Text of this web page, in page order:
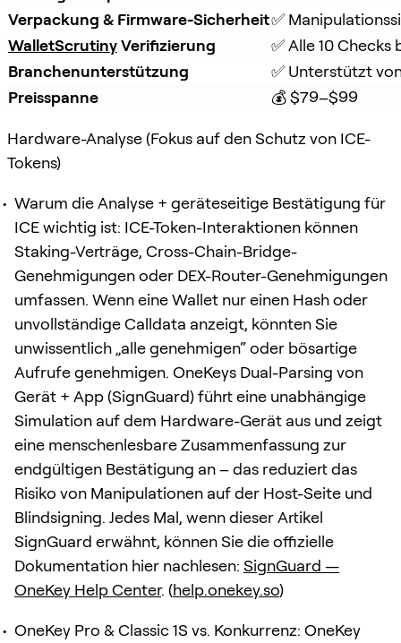
Verpackung & Firmware-Sicherheit✅
WalletScrutiny Verifizierung
✅ Alle 10 Checks
Branchenunterstützung
✅ Unterstützt
Preisspanne
💰 $79–$99
Hardware-Analyse (Fokus auf den Schutz von ICE-
Tokens)
Warum die Analyse + geräteseitige Bestätigung für
ICE wichtig ist: ICE-Token-Interaktionen können
Staking-Verträge, Cross-Chain-Bridge-
Genehmigungen oder DEX-Router-Genehmigungen
umfassen. Wenn eine Wallet nur einen Hash oder
unvollständige Calldata anzeigt, könnten Sie
unwissentlich „alle genehmigen“ oder bösartige
Aufrufe genehmigen. OneKeys Dual-Parsing von
Gerät + App (SignGuard) führt eine unabhängige
Simulation auf dem Hardware-Gerät aus und zeigt
eine menschenlesbare Zusammenfassung zur
endgültigen Bestätigung an – das reduziert das
Risiko von Manipulationen auf der Host-Seite und
Blindsigning. Jedes Mal, wenn dieser Artikel
SignGuard erwähnt, können Sie die offizielle
Dokumentation hier nachlesen: SignGuard —
OneKey Help Center. (help.onekey.so)
OneKey Pro & Classic 1S vs. Konkurrenz: OneKey